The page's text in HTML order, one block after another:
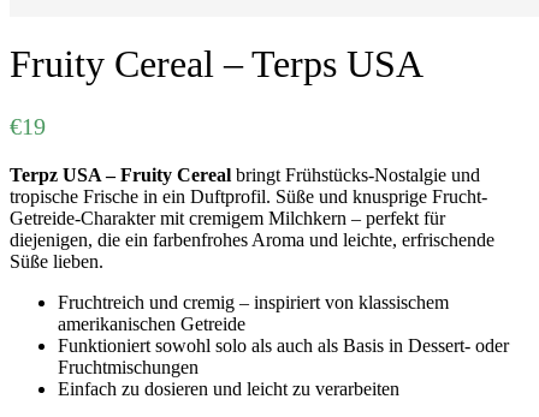
Fruity Cereal – Terps USA
€19
Terpz USA – Fruity Cereal bringt Frühstücks-Nostalgie und
tropische Frische in ein Duftprofil. Süße und knusprige Frucht-
Getreide-Charakter mit cremigem Milchkern – perfekt für
diejenigen, die ein farbenfrohes Aroma und leichte, erfrischende
Süße lieben.
Fruchtreich und cremig – inspiriert von klassischem
amerikanischen Getreide
Funktioniert sowohl solo als auch als Basis in Dessert- oder
Fruchtmischungen
Einfach zu dosieren und leicht zu verarbeiten